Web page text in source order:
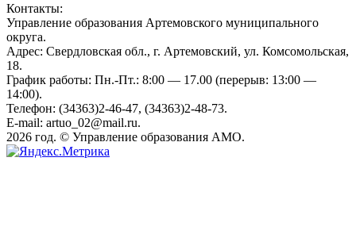
Контакты:
Управление образования Артемовского муниципального
округа.
Адрес: Свердловская обл., г. Артемовский, ул. Комсомольская,
18.
График работы: Пн.-Пт.: 8:00 — 17.00 (перерыв: 13:00 —
14:00).
Телефон: (34363)2-46-47, (34363)2-48-73.
E-mail: artuo_02@mail.ru.
2026 год. © Управление образования АМО.